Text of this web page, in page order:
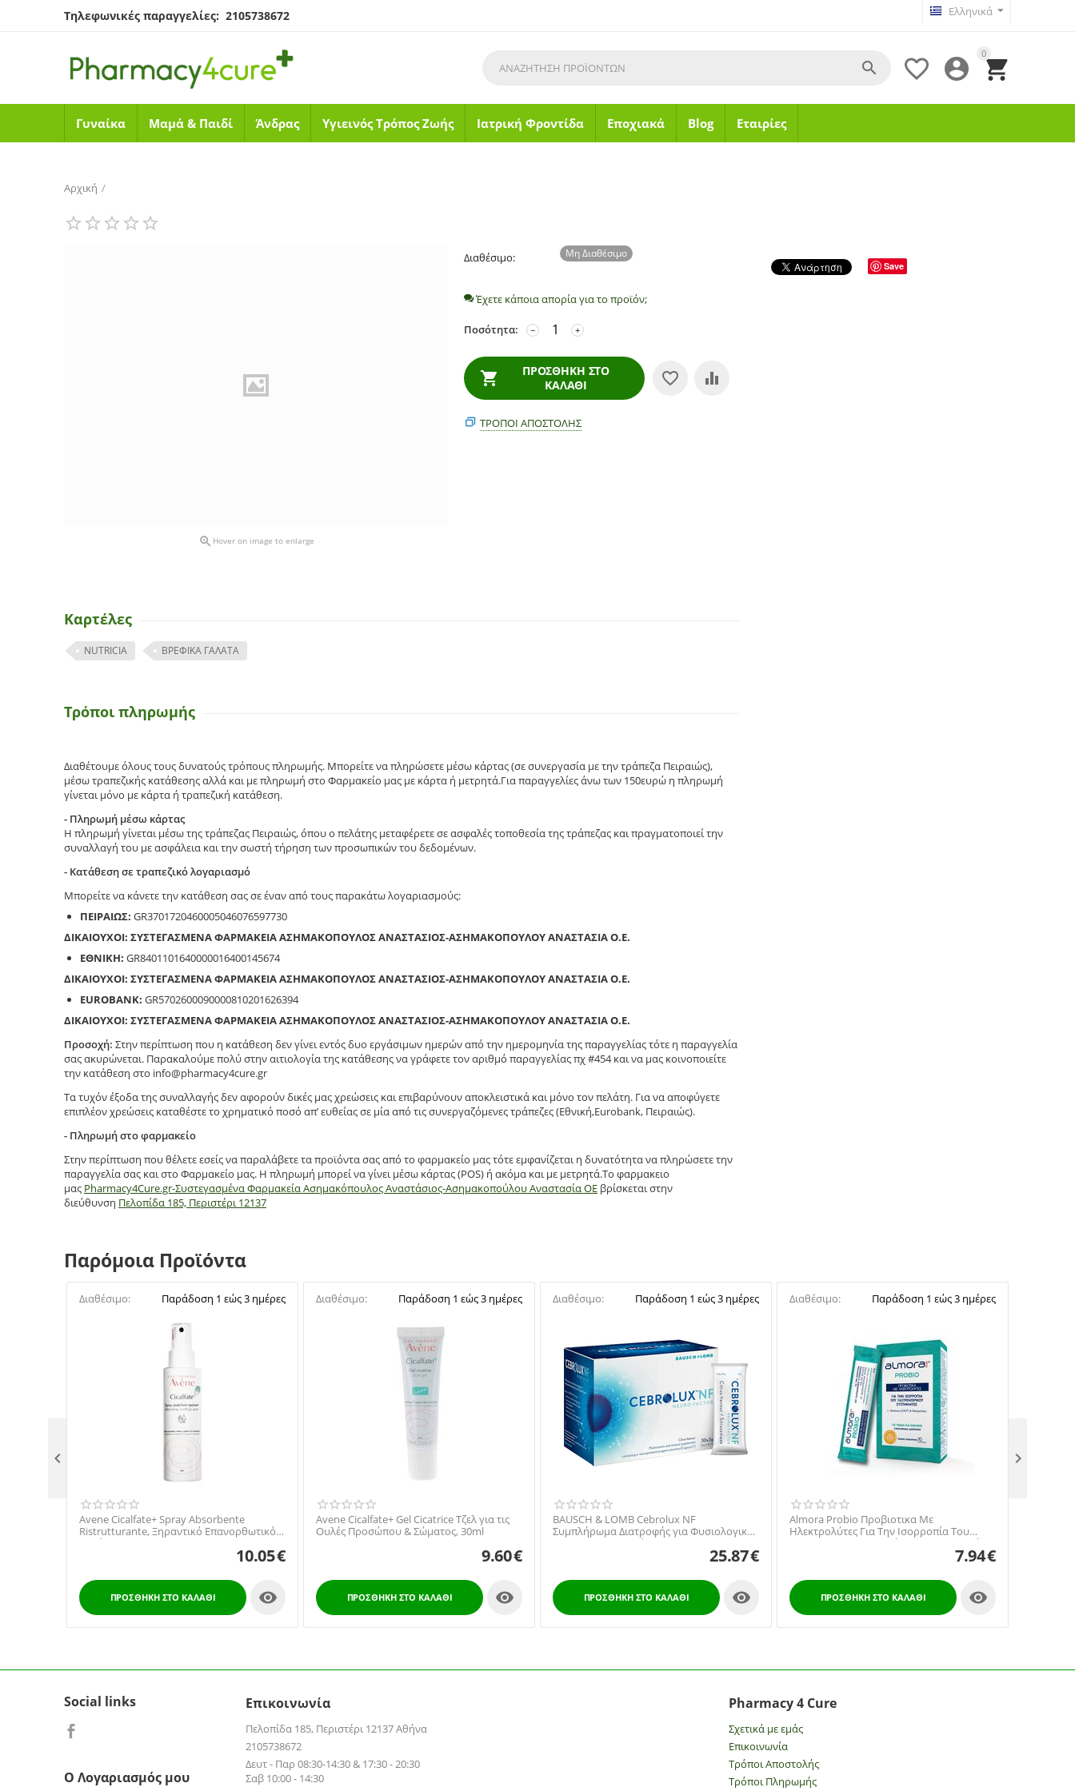
Τηλεφωνικές παραγγελίες: 2105738672 Ελληνικά
0




Γυναίκα Μαμά & Παιδί Άνδρας Υγιεινός Τρόπος Ζωής Ιατρική Φροντίδα Εποχιακά Blog Εταιρίες
Αρχική /
 Hover on image to enlarge
Διαθέσιμο: Μη Διαθέσιμο
Έχετε κάποια απορία για το προϊόν;
Ποσότητα: +
−
ΠΡΟΣΘΉΚΗ ΣΤΟ
ΚΑΛΆΘΙ
ΤΡΌΠΟΙ ΑΠΟΣΤΟΛΉΣ
Save
Καρτέλες
NUTRICIA ΒΡΕΦΙΚΑ ΓΑΛΑΤΑ
Τρόποι πληρωμής
Διαθέτουμε όλους τους δυνατούς τρόπους πληρωμής. Μπορείτε να πληρώσετε μέσω κάρτας (σε συνεργασία με την τράπεζα Πειραιώς),
μέσω τραπεζικής κατάθεσης αλλά και με πληρωμή στο Φαρμακείο μας με κάρτα ή μετρητά.Για παραγγελίες άνω των 150ευρώ η πληρωμή
γίνεται μόνο με κάρτα ή τραπεζική κατάθεση.
- Πληρωμή μέσω κάρτας
Η πληρωμή γίνεται μέσω της τράπεζας Πειραιώς, όπου ο πελάτης μεταφέρετε σε ασφαλές τοποθεσία της τράπεζας και πραγματοποιεί την
συναλλαγή του με ασφάλεια και την σωστή τήρηση των προσωπικών του δεδομένων.
- Κατάθεση σε τραπεζικό λογαριασμό
Μπορείτε να κάνετε την κατάθεση σας σε έναν από τους παρακάτω λογαριασμούς:
ΠΕΙΡΑΙΩΣ: GR3701720460005046076597730
ΔΙΚΑΙΟΥΧΟΙ: ΣΥΣΤΕΓΑΣΜΕΝΑ ΦΑΡΜΑΚΕΙΑ ΑΣΗΜΑΚΟΠΟΥΛΟΣ ΑΝΑΣΤΑΣΙΟΣ-ΑΣΗΜΑΚΟΠΟΥΛΟΥ ΑΝΑΣΤΑΣΙΑ Ο.Ε.
ΕΘΝΙΚΗ: GR8401101640000016400145674
ΔΙΚΑΙΟΥΧΟΙ: ΣΥΣΤΕΓΑΣΜΕΝΑ ΦΑΡΜΑΚΕΙΑ ΑΣΗΜΑΚΟΠΟΥΛΟΣ ΑΝΑΣΤΑΣΙΟΣ-ΑΣΗΜΑΚΟΠΟΥΛΟΥ ΑΝΑΣΤΑΣΙΑ Ο.Ε.
EUROBANK: GR5702600090000810201626394
ΔΙΚΑΙΟΥΧΟΙ: ΣΥΣΤΕΓΑΣΜΕΝΑ ΦΑΡΜΑΚΕΙΑ ΑΣΗΜΑΚΟΠΟΥΛΟΣ ΑΝΑΣΤΑΣΙΟΣ-ΑΣΗΜΑΚΟΠΟΥΛΟΥ ΑΝΑΣΤΑΣΙΑ Ο.Ε.
Προσοχή: Στην περίπτωση που η κατάθεση δεν γίνει εντός δυο εργάσιμων ημερών από την ημερομηνία της παραγγελίας τότε η παραγγελία
σας ακυρώνεται. Παρακαλούμε πολύ στην αιτιολογία της κατάθεσης να γράφετε τον αριθμό παραγγελίας πχ #454 και να μας κοινοποιείτε
την κατάθεση στο info@pharmacy4cure.gr
Τα τυχόν έξοδα της συναλλαγής δεν αφορούν δικές μας χρεώσεις και επιβαρύνουν αποκλειστικά και μόνο τον πελάτη. Για να αποφύγετε
επιπλέον χρεώσεις καταθέστε το χρηματικό ποσό απ’ ευθείας σε μία από τις συνεργαζόμενες τράπεζες (Εθνική,Eurobank, Πειραιώς).
- Πληρωμή στο φαρμακείο
Στην περίπτωση που θέλετε εσείς να παραλάβετε τα προϊόντα σας από το φαρμακείο μας τότε εμφανίζεται η δυνατότητα να πληρώσετε την
παραγγελία σας και στο Φαρμακείο μας. Η πληρωμή μπορεί να γίνει μέσω κάρτας (POS) ή ακόμα και με μετρητά.Το φαρμακειο
μας Pharmacy4Cure.gr-Συστεγασμένα Φαρμακεία Ασημακόπουλος Αναστάσιος-Ασημακοπούλου Αναστασία ΟΕ βρίσκεται στην
διεύθυνση Πελοπίδα 185, Περιστέρι 12137
Παρόμοια Προϊόντα
Διαθέσιμο: Παράδοση 1 εώς 3 ημέρες
Avene Cicalfate+ Spray Absorbente
Ristrutturante, Ξηραντικό Επανορθωτικό
Σπρέι 100ml
10.05€
ΠΡΟΣΘΉΚΗ ΣΤΟ ΚΑΛΆΘΙ 
Διαθέσιμο: Παράδοση 1 εώς 3 ημέρες
Avene Cicalfate+ Gel Cicatrice Τζελ για τις
Ουλές Προσώπου & Σώματος, 30ml
9.60€
ΠΡΟΣΘΉΚΗ ΣΤΟ ΚΑΛΆΘΙ 
Διαθέσιμο: Παράδοση 1 εώς 3 ημέρες
BAUSCH & LOMB Cebrolux NF
Συμπλήρωμα Διατροφής για Φυσιολογική
Όραση, 30 φακελλίσκοι
25.87€
ΠΡΟΣΘΉΚΗ ΣΤΟ ΚΑΛΆΘΙ 
Διαθέσιμο: Παράδοση 1 εώς 3 ημέρες
Almora Probio Προβιοτικα Με
Ηλεκτρολύτες Για Την Ισορροπία Του
Γαστρεντερικου Συστήματος Για Παιδιά
7.94€
ΠΡΟΣΘΉΚΗ ΣΤΟ ΚΑΛΆΘΙ 
 
Social links
Ο Λογαριασμός μου
Επικοινωνία
Πελοπίδα 185, Περιστέρι 12137 Αθήνα
2105738672
Δευτ - Παρ 08:30-14:30 & 17:30 - 20:30
Σαβ 10:00 - 14:30
Pharmacy 4 Cure
Σχετικά με εμάς
Επικοινωνία
Τρόποι Αποστολής
Τρόποι Πληρωμής